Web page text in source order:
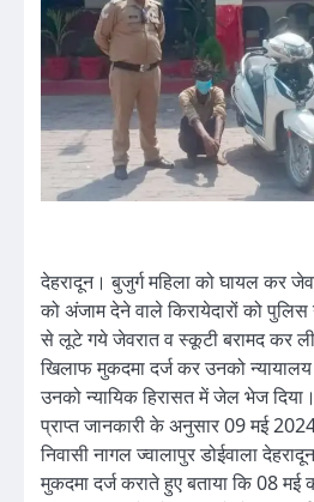
देहरादून। बुजुर्ग महिला को घायल कर
को अंजाम देने वाले किरायेदारों को
से लूटे गये जेवरात व स्कूटी बरामद कर
खिलाफ मुकदमा दर्ज कर उनको
उनको न्यायिक हिरासत में जेल भेज दिया।
प्राप्त जानकारी के अनुसार 09 मई
निवासी नागल ज्वालापुर डोईवाला
मुकदमा दर्ज कराते हुए बताया कि 08